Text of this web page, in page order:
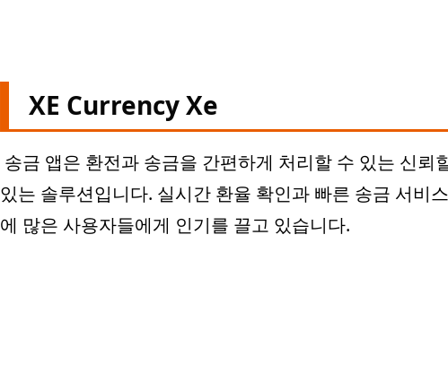
XE Currency Xe
송금 앱은 환전과 송금을 간편하게 처리할 수 있는 신뢰
있는 솔루션입니다. 실시간 환율 확인과 빠른 송금 서비
에 많은 사용자들에게 인기를 끌고 있습니다.